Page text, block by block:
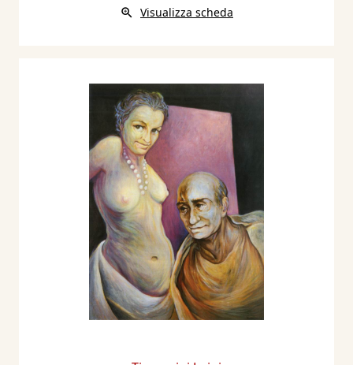
Cinquanta e Sessanta".
www.raccoltastampesartori.it
Bibliografia
2003 - Autoritratto... con modella, a cura di
Adalberto Sartori, presentazione di Gianfranco
Bruno, Mantova, Arianna Sartori Editore, pp.
2004 - Luigi Timoncini. Disegni 1958 - 2002, a
cura di Adalberto Sartori, testi di Elena
Pontiggia, Anna Maria Rigoli, Mantova,
Arianna Sartori Editore.
Visualizza scheda